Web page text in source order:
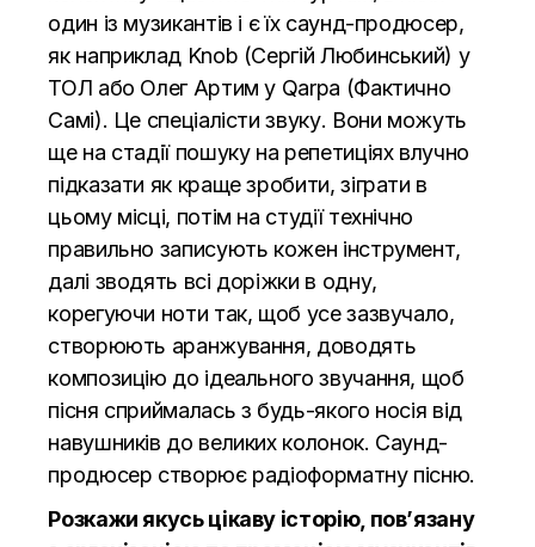
один із музикантів і є їх саунд-продюсер,
як наприклад Knob (Сергій Любинський) у
ТОЛ або Олег Артим у Qarpa (Фактично
Самі). Це спеціалісти звуку. Вони можуть
ще на стадії пошуку на репетиціях влучно
підказати як краще зробити, зіграти в
цьому місці, потім на студії технічно
правильно записують кожен інструмент,
далі зводять всі доріжки в одну,
корегуючи ноти так, щоб усе зазвучало,
створюють аранжування, доводять
композицію до ідеального звучання, щоб
пісня сприймалась з будь-якого носія від
навушників до великих колонок. Саунд-
продюсер створює радіоформатнупісню.
Розкажи якусь цікаву історію, пов’язану